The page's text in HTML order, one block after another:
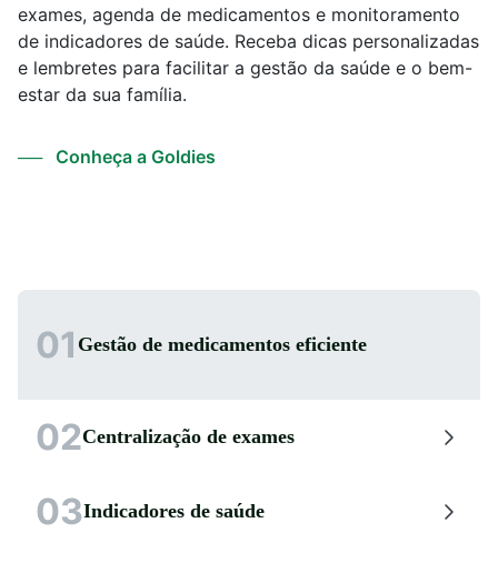
exames, agenda de medicamentos e monitoramento
de indicadores de saúde. Receba dicas personalizadas
e lembretes para facilitar a gestão da saúde e o bem-
estar da sua família.
Conheça a Goldies
01 Gestão de medicamentos eficiente
02Centralização de exames
03Indicadores de saúde